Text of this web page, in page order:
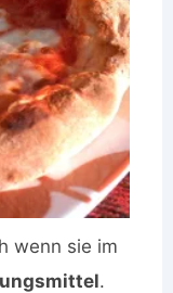
wenn sie im
.